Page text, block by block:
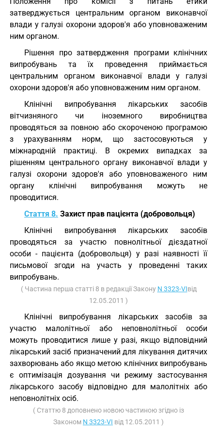
затверджується центральним органом виконавчої
влади у галузі охорони здоров'я або уповноваженим
ним органом.
Рішення про затвердження програми клінічних
випробувань та їх проведення приймається
центральним органом виконавчої влади у галузі
охорони здоров'я або уповноваженим ним органом.
Клінічні випробування лікарських засобів
вітчизняного чи іноземного виробництва
проводяться за повною або скороченою програмою
з урахуванням норм, що застосовуються у
міжнародній практиці. В окремих випадках за
рішенням центрального органу виконавчої влади у
галузі охорони здоров'я або уповноваженого ним
органу клінічні випробування можуть не
проводитися.
Стаття 8. Захист прав пацієнта (добровольця)
Клінічні випробування лікарських засобів
проводяться за участю повнолітньої дієздатної
особи - пацієнта (добровольця) у разі наявності її
письмової згоди на участь у проведенні таких
випробувань.
( Частина перша статті 8 в редакції Закону N 3323-VIвід
12.05.2011 )
Клінічні випробування лікарських засобів за
участю малолітньої або неповнолітньої особи
можуть проводитися лише у разі, якщо відповідний
лікарський засіб призначений для лікування дитячих
захворювань або якщо метою клінічних випробувань
є оптимізація дозування чи режиму застосування
лікарського засобу відповідно для малолітніх або
неповнолітніх осіб.
( Статтю 8 доповнено новою частиною згідно із
Законом N 3323-VI від 12.05.2011 )